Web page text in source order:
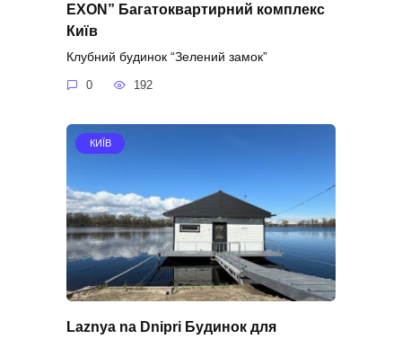
EXON” Багатоквартирний комплекс
Київ
Клубний будинок “Зелений замок”
0 192
КИЇВ
Laznya na Dnipri Будинок для